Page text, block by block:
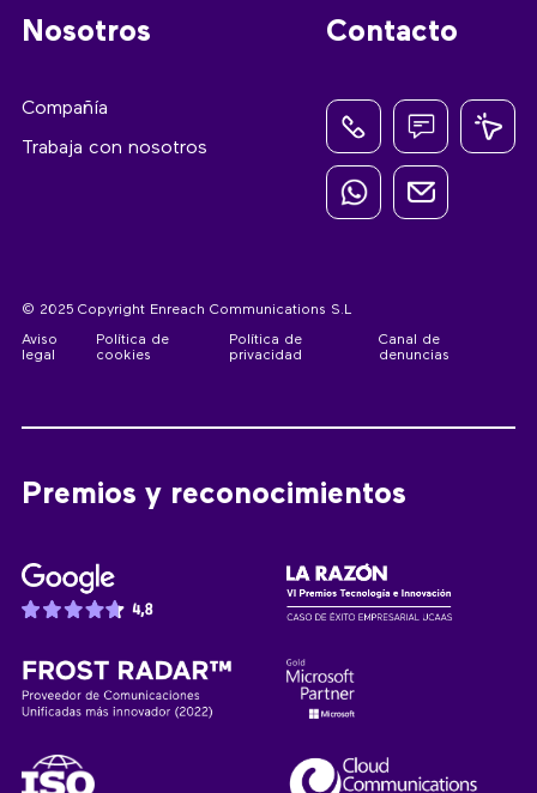
Nosotros
Compañía
Trabaja con nosotros
Contacto
© 2025 Copyright Enreach Communications S.L
Aviso
legal
Política de
cookies
Política de
privacidad
Canal de
denuncias
Premios y reconocimientos